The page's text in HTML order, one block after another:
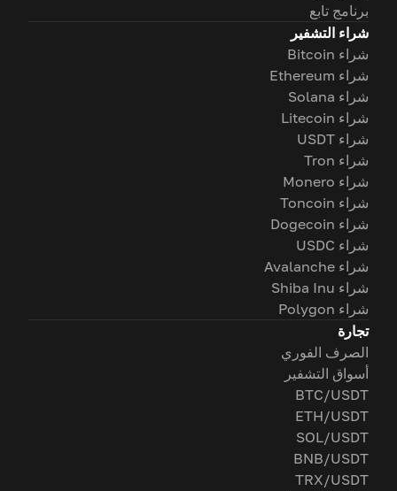
برنامج تابع
شراء التشفير
شراء Bitcoin
شراء Ethereum
شراء Solana
شراء Litecoin
شراء USDT
شراء Tron
شراء Monero
شراء Toncoin
شراء Dogecoin
شراء USDC
شراء Avalanche
شراء Shiba Inu
شراء Polygon
تجارة
الصرف الفوري
أسواق التشفير
BTC/USDT
ETH/USDT
SOL/USDT
BNB/USDT
TRX/USDT